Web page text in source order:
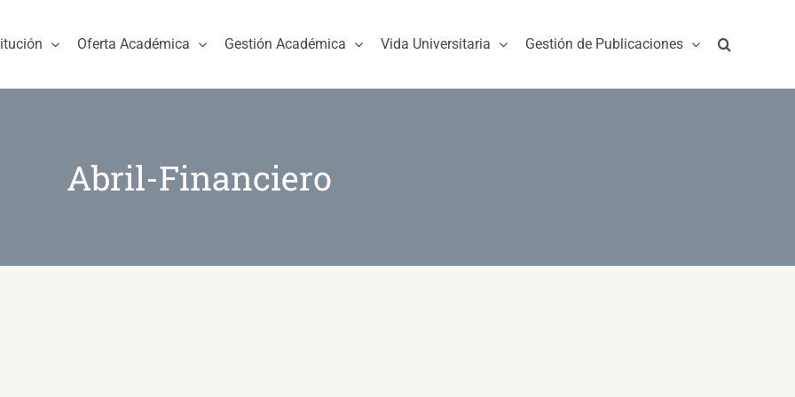
Oferta Académica Gestión Académica Vida Universitaria Gestión de Publicaciones
Abril-Financiero